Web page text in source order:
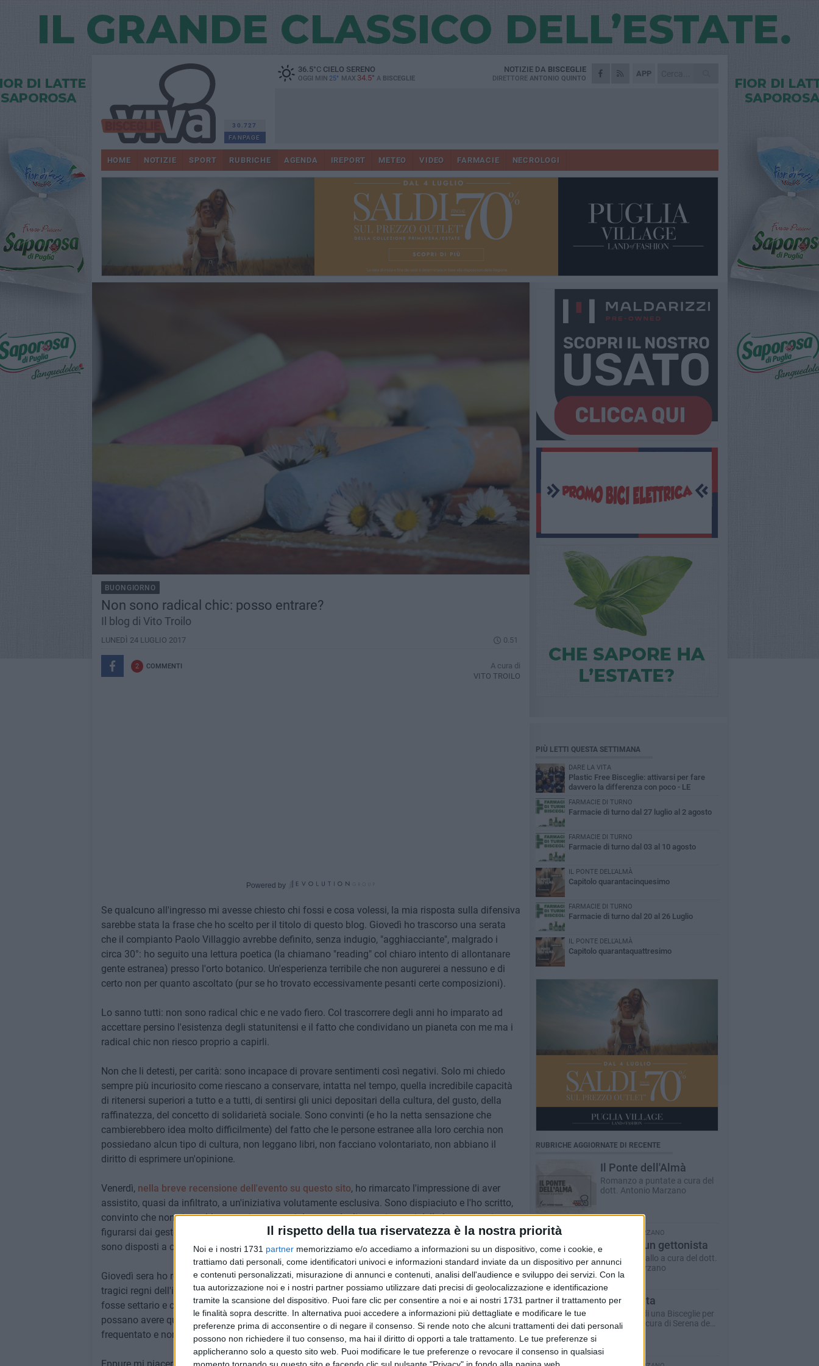
Il rispetto della tua riservatezza è la nostra priorità
Noi e i nostri 1731 partner memorizziamo e/o accediamo a informazioni su un dispositivo, come i cookie, e
trattiamo dati personali, come identificatori univoci e informazioni standard inviate da un dispositivo per annunci
e contenuti personalizzati, misurazione di annunci e contenuti, analisi dell'audience e sviluppo dei servizi. Con la
tua autorizzazione noi e i nostri partner possiamo utilizzare dati precisi di geolocalizzazione e identificazione
tramite la scansione del dispositivo. Puoi fare clic per consentire a noi e ai nostri 1731 partner il trattamento per
le finalità sopra descritte. In alternativa puoi accedere a informazioni più dettagliate e modificare le tue
preferenze prima di acconsentire o di negare il consenso. Si rende noto che alcuni trattamenti dei dati personali
possono non richiedere il tuo consenso, ma hai il diritto di opporti a tale trattamento. Le tue preferenze si
applicheranno solo a questo sito web. Puoi modificare le tue preferenze o revocare il consenso in qualsiasi
momento tornando su questo sito e facendo clic sul pulsante "Privacy" in fondo alla pagina web.
30.727
FANPAGE
36.5°CCIELO SERENO
OGGI MIN 25° MAX 34.5° A BISCEGLIE
APP
NOTIZIE DA BISCEGLIE
DIRETTORE ANTONIO QUINTO
HOME NOTIZIE SPORT RUBRICHE AGENDA IREPORT METEO VIDEO FARMACIE NECROLOGI
BUONGIORNO
Non sono radical chic: posso entrare?
Il blog di Vito Troilo
LUNEDÌ 24 LUGLIO 2017 0.51
2 COMMENTI
A cura di
VITO TROILO
Powered by
Se qualcuno all'ingresso mi avesse chiesto chi fossi e cosa volessi, la mia risposta sulla difensiva
sarebbe stata la frase che ho scelto per il titolo di questo blog. Giovedì ho trascorso una serata
che il compianto Paolo Villaggio avrebbe definito, senza indugio, "agghiacciante", malgrado i
circa 30°: ho seguito una lettura poetica (la chiamano "reading" col chiaro intento di allontanare
gente estranea) presso l'orto botanico. Un'esperienza terribile che non augurerei a nessuno e di
certo non per quanto ascoltato (pur se ho trovato eccessivamente pesanti certe composizioni).
Lo sanno tutti: non sono radical chic e ne vado fiero. Col trascorrere degli anni ho imparato ad
accettare persino l'esistenza degli statunitensi e il fatto che condividano un pianeta con me ma i
radical chic non riesco proprio a capirli.
Non che li detesti, per carità: sono incapace di provare sentimenti così negativi. Solo mi chiedo
sempre più incuriosito come riescano a conservare, intatta nel tempo, quella incredibile capacità
di ritenersi superiori a tutto e a tutti, di sentirsi gli unici depositari della cultura, del gusto, della
raffinatezza, del concetto di solidarietà sociale. Sono convinti (e ho la netta sensazione che
cambierebbero idea molto difficilmente) del fatto che le persone estranee alla loro cerchia non
possiedano alcun tipo di cultura, non leggano libri, non facciano volontariato, non abbiano il
diritto di esprimere un'opinione.
Venerdì, nella breve recensione dell'evento su questo sito, ho rimarcato l'impressione di aver
assistito, quasi da infiltrato, a un'iniziativa volutamente esclusiva. Sono dispiaciuto e l'ho scritto,
convinto che non ci sarebbero stati commenti da parte degli organizzatori della lettura poetica,
figurarsi dai gestori del giardino botanico. I radical chic sono bravissimi a far finta di nulla e non
sono disposti a confrontarsi con gli altri, perché li ritengono inferiori.
Giovedì sera ho respirato l'aria di supponenza tipica delle mai rimpiante fabbriche di Nichi, i
tragici regni dell'inconcludenza di una generazione incapace di immaginare un futuro che non
fosse settario e contro qualcuno. Gente purtroppo incurante del fatto che ragazzi e ragazze
possano avere qualcosa da dire anche se non portano determinati cognomi, non hanno
frequentato e non frequentano determinate scuole.
Eppure mi piacerebbe fare qualcosa, con l'approccio che utilizzo in tutti gli altri campi della vita,
PIÙ LETTI QUESTA SETTIMANA
DARE LA VITA
Plastic Free Bisceglie: attivarsi per fare
davvero la differenza con poco - LE
FARMACIE DI TURNO
Farmacie di turno dal 27 luglio al 2 agosto
FARMACIE DI TURNO
Farmacie di turno dal 03 al 10 agosto
IL PONTE DELL'ALMÀ
Capitolo quarantacinquesimo
FARMACIE DI TURNO
Farmacie di turno dal 20 al 26 Luglio
IL PONTE DELL'ALMÀ
Capitolo quarantaquattresimo
RUBRICHE AGGIORNATE DI RECENTE
Il Ponte dell'Almà
Romanzo a puntate a cura del
dott. Antonio Marzano
ANTONIO MARZANO
Morte di un gettonista
Racconto giallo a cura del dott.
Antonio Marzano
Dare la vita
Il racconto di una Bisceglie per
il Sociale - a cura di Serena de